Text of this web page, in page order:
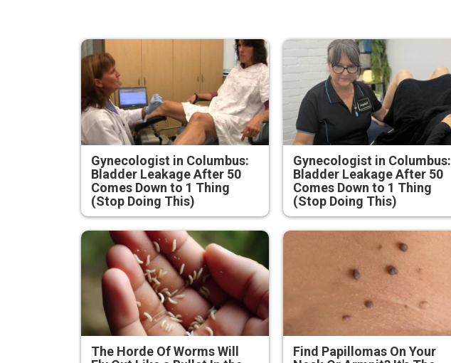
Gynecologist in Columbus:
Bladder Leakage After 50
Comes Down to 1 Thing
(Stop Doing This)
Gynecologist in Columbus:
Bladder Leakage After 50
Comes Down to 1 Thing
(Stop Doing This)
The Horde Of Worms Will
Find Papillomas On Your